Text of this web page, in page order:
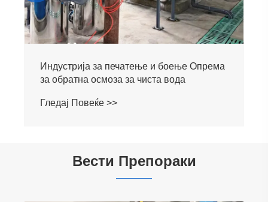
Индустрија за печатење и боење Опрема
за обратна осмоза за чиста вода
Гледај Повеќе >>
Вести Препораки